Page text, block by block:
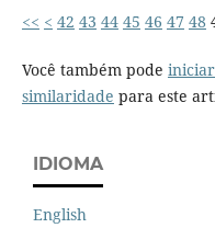
<< < 42 43 44 45 46 47 48
Você também pode
similaridade para este
IDIOMA
English